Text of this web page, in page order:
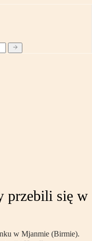
przebili się w
w Mjanmie (Birmie).